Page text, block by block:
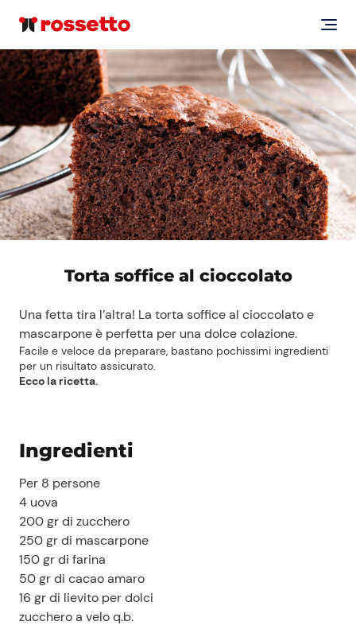
Torta soffice al cioccolato
Una fetta tira l’altra! La torta soffice al cioccolato e
mascarpone è perfetta per una dolce colazione.
Facile e veloce da preparare, bastano pochissimi ingredienti
per un risultato assicurato.
Ecco la ricetta.
Ingredienti
Per 8 persone
4 uova
200 gr di zucchero
250 gr di mascarpone
150 gr di farina
50 gr di cacao amaro
16 gr di lievito per dolci
zucchero a velo q.b.